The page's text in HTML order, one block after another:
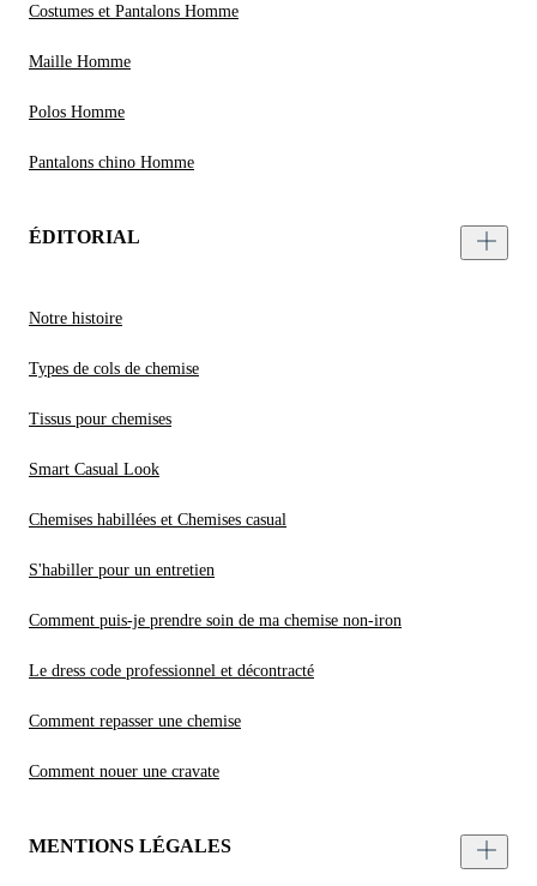
Costumes et Pantalons Homme
Maille Homme
Polos Homme
Pantalons chino Homme
ÉDITORIAL
Notre histoire
Types de cols de chemise
Tissus pour chemises
Smart Casual Look
Chemises habillées et Chemises casual
S'habiller pour un entretien
Comment puis-je prendre soin de ma chemise non-iron
Le dress code professionnel et décontracté
Comment repasser une chemise
Comment nouer une cravate
MENTIONS LÉGALES